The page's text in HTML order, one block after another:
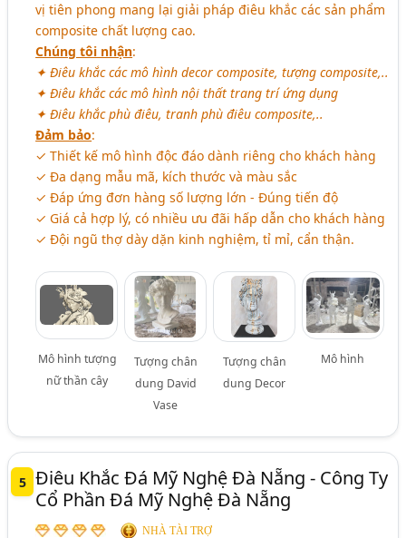
vị tiên phong mang lại giải pháp điêu khắc các sản phẩm
composite chất lượng cao.
Chúng tôi nhận:
✦ Điêu khắc các mô hình decor composite, tượng composite,..
✦ Điêu khắc các mô hình nội thất trang trí ứng dụng
✦ Điêu khắc phù điêu, tranh phù điêu composite,..
Đảm bảo:
✓ Thiết kế mô hình độc đáo dành riêng cho khách hàng
✓ Đa dạng mẫu mã, kích thước và màu sắc
✓ Đáp ứng đơn hàng số lượng lớn - Đúng tiến độ
✓ Giá cả hợp lý, có nhiều ưu đãi hấp dẫn cho khách hàng
✓ Đội ngũ thợ dày dặn kinh nghiệm, tỉ mỉ, cẩn thận.
Mô hình tượng
nữ thần cây
Tượng chân
dung David
Vase
Tượng chân
dung Decor
Mô hình
5 Điêu Khắc Đá Mỹ Nghệ Đà Nẵng - Công Ty
Cổ Phần Đá Mỹ Nghệ Đà Nẵng
NHÀ TÀI TRỢ